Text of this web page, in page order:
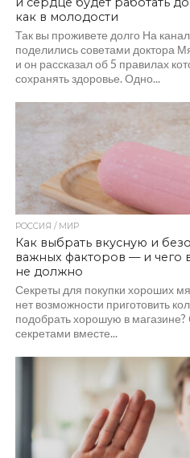
как в молодости
Так вы проживете долго На
поделились советами доктора
и он рассказал об 5 правилах
сохранять здоровье. Одно...
РОССИЯ / МИР
Как выбрать вкусную и
важных факторов — и чего
не должно
Секреты для покупки хороших
нет возможности приготовить
подобрать хорошую в
секретами вместе...